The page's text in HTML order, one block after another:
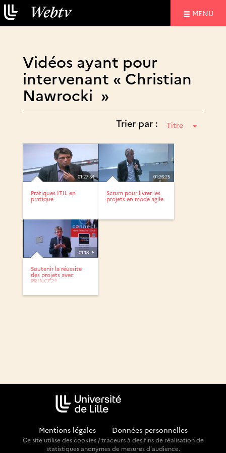
MENU
Vidéos ayant pour
intervenant « Christian
Nawrocki »
Trier par : Titre
01:27:54
Pratiques ITIL en
pratique
01:26:25
Scrum pour livrer les
projets en mode agile
01:18:15
Soutenir la réussite
des projets avec
PRINCE2®
Mentions légales Données personnelles
Ce site utilise des cookies / traceurs à des fins de réalisation de
statistiques anonymes de mesures d'audience.